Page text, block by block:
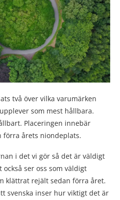
två över vilka varumärken
som mest hållbara.
Placeringen innebär
årets niondeplats.
i det vi gör så det är väldigt
ser oss som väldigt
klättrat rejält sedan förra året.
svenska inser hur viktigt det är